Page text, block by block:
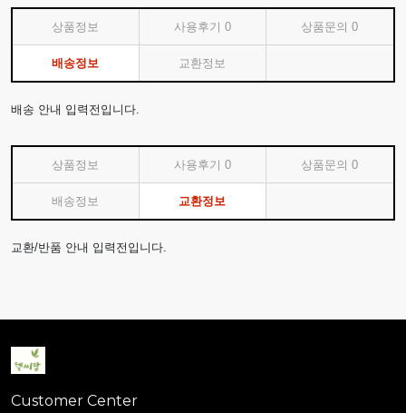
상품정보 사용후기 0 상품문의0
배송정보 교환정보
배송 안내 입력전입니다.
상품정보 사용후기 0 상품문의0
배송정보 교환정보
교환/반품 안내 입력전입니다.
Customer Center